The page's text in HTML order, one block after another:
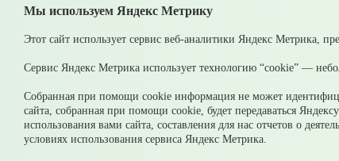
Мы используем Яндекс Метрику
Этот сайт использует сервис веб-аналитики Яндекс
Сервис Яндекс Метрика использует технологию “cookie” —
Собранная при помощи cookie информация не может
сайта, собранная при помощи cookie, будет передаваться
использования вами сайта, составления для нас отчетов о
условиях использования сервиса Яндекс Метрика.
Выбрать тему
Согласен(а) на обработку, хранение и направление
Оставить